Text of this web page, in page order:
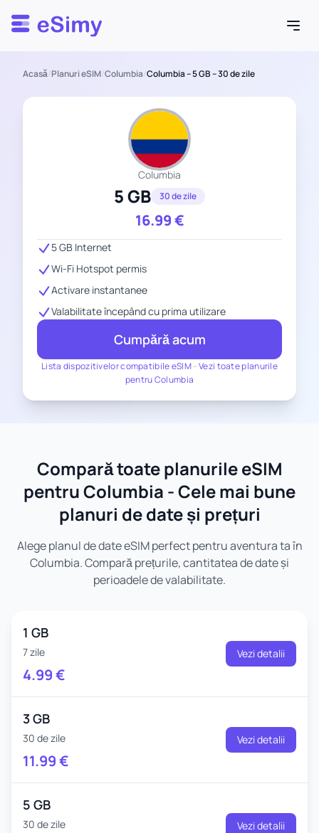
Esimy
Acasă/Planuri eSIM/Columbia/Columbia – 5 GB – 30 de zile
Columbia
5 GB 30 de zile
16.99€
Lista dispozitivelor compatibile eSIM- Vezi toate planurile
pentru Columbia
5 GB Internet
Wi-Fi Hotspot permis
Activare instantanee
Valabilitate începând cu prima utilizare
Cumpără acum
Compară toate planurile eSIM
pentru Columbia - Cele mai bune
planuri de date și prețuri
Alege planul de date eSIM perfect pentru aventura ta în
Columbia. Compară prețurile, cantitatea de date și
perioadele de valabilitate.
1 GB
7 zile
4.99€
Vezi detalii
3 GB
30 de zile
11.99€
Vezi detalii
5 GB
30 de zile Vezi detalii